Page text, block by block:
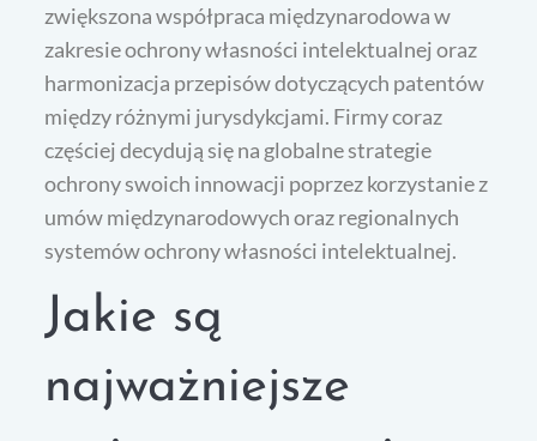
zwiększona współpraca międzynarodowa w
zakresie ochrony własności intelektualnej oraz
harmonizacja przepisów dotyczących patentów
między różnymi jurysdykcjami. Firmy coraz
częściej decydują się na globalne strategie
ochrony swoich innowacji poprzez korzystanie z
umów międzynarodowych oraz regionalnych
systemów ochrony własności intelektualnej.
Jakie są
najważniejsze